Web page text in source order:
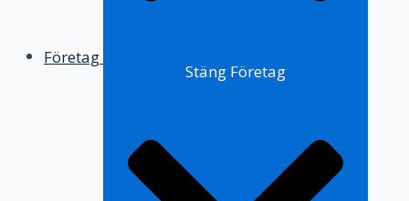
Företag
Stäng Företag